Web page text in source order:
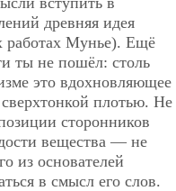
древняя идея
работах Мунье). Ещё
ты не пошёл: столь
это вдохновляющее
плотью. Не
сторонников
вещества — не
из основателей
в смысл его слов.